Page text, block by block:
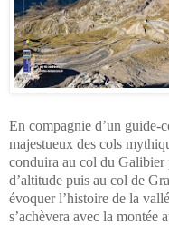
En compagnie d’un guide-
majestueux des cols
conduira au col du Galibier
d’altitude puis au col de
évoquer l’histoire de la
s’achèvera avec la montée